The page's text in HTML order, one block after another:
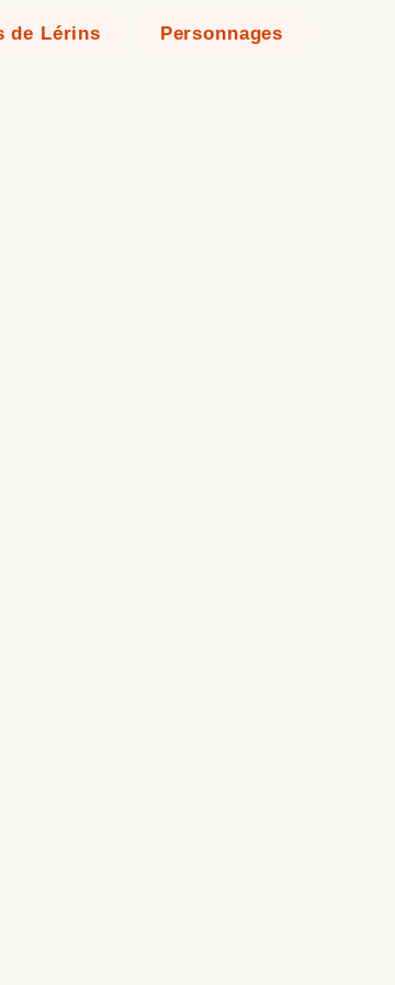
de Lérins Personnages